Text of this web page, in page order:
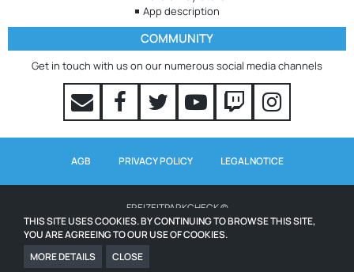
App description
COMMUNITY
Get in touch with us on our numerous social media channels
AGB PRIVACY POLICY LEGAL NOTICE
FREIZEITPARKCHECK ©
WAITING TIMES POWERED BY QUEUE-TIMES.COM
ICONS FROM WWW.ICONS8.COM
THIS SITE USES COOKIES. BY CONTINUING TO BROWSE THIS SITE,
YOU ARE AGREEING TO OUR USE OF COOKIES.
MORE DETAILS
CLOSE